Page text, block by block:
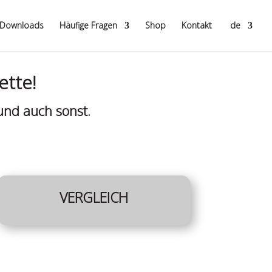
Downloads Häufige Fragen Shop Kontakt de
auch sonst.
VERGLEICH